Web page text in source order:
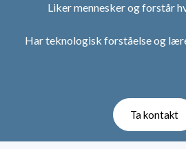
Liker mennesker og forstår
Har teknologisk forståelse og
Ta kontakt